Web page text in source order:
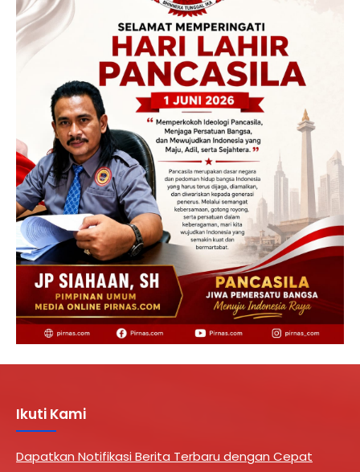
Ikuti Kami
Dapatkan Notifikasi Berita Terbaru dengan Cepat